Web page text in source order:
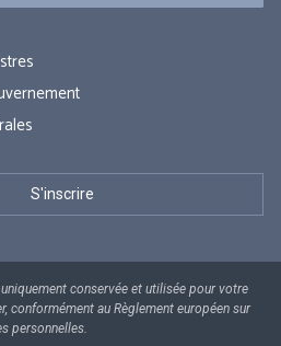
conservée et utilisée pour votre
conformément au Règlement européen sur
personnelles.